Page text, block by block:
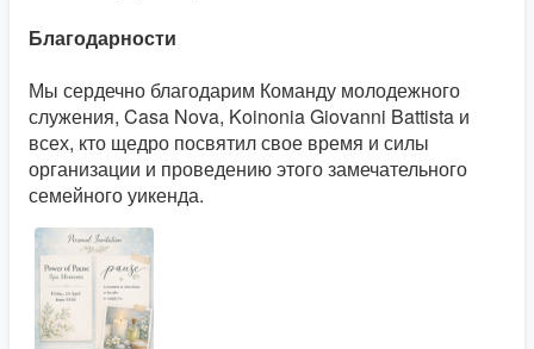
Благодарности
Мы сердечно благодарим Команду молодежного
служения, Casa Nova, Koinonia Giovanni Battista и
всех, кто щедро посвятил свое время и силы
организации и проведению этого замечательного
семейного уикенда.